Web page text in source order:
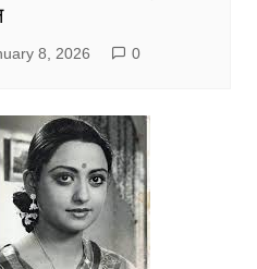
8, 2026 0